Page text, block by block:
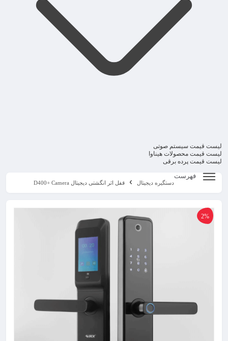
لیست قیمت سیستم صوتی
لیست قیمت محصولات هیناوا
لیست قیمت پرده برقی
فهرست
دستگیره دیجیتال قفل اثر انگشتی دیجیتال D400+ Camera
2%